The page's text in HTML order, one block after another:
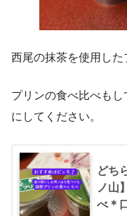
西尾の抹茶を使用した
プリンの食べ比べも
にしてください。
どち
ノ山
べ＊